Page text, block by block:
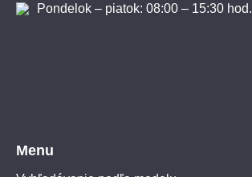
Pondelok – piatok: 08:00 – 15:30 hod.
Menu